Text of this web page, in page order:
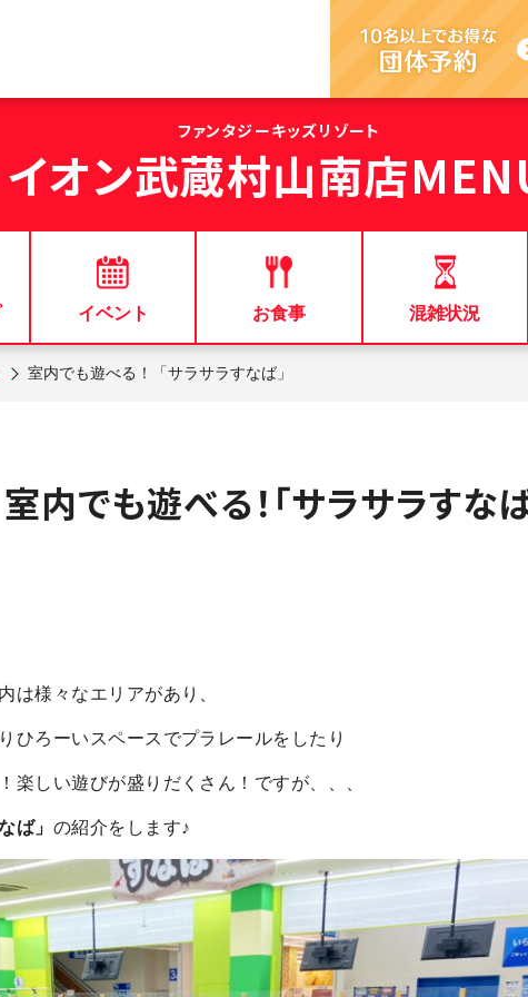
ファンタジーキッズリゾート
イオン武蔵村山南店
イベント お食事 混雑状況
室内でも遊べる！「サラサラすなば」
室内でも遊べる！「サラサラすな
は様々なエリアがあり、
ひろーいスペースでプラレールをしたり
楽しい遊びが盛りだくさん！ですが、、、
ば」 の紹介をします♪